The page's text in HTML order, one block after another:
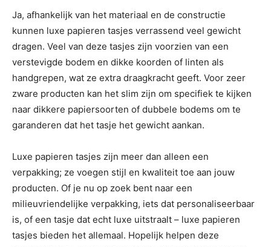
Ja, afhankelijk van het materiaal en de constructie
kunnen luxe papieren tasjes verrassend veel gewicht
dragen. Veel van deze tasjes zijn voorzien van een
verstevigde bodem en dikke koorden of linten als
handgrepen, wat ze extra draagkracht geeft. Voor zeer
zware producten kan het slim zijn om specifiek te kijken
naar dikkere papiersoorten of dubbele bodems om te
garanderen dat het tasje het gewicht aankan.
Luxe papieren tasjes zijn meer dan alleen een
verpakking; ze voegen stijl en kwaliteit toe aan jouw
producten. Of je nu op zoek bent naar een
milieuvriendelijke verpakking, iets dat personaliseerbaar
is, of een tasje dat echt luxe uitstraalt – luxe papieren
tasjes bieden het allemaal. Hopelijk helpen deze